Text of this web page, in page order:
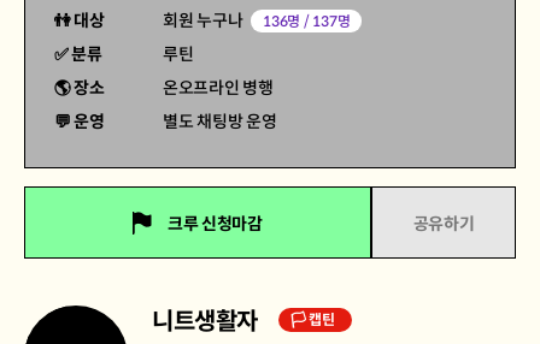
👫 대상
회원 누구나 136명 / 137명
✅ 분류
루틴
🌎 장소
온오프라인 병행
💬 운영
별도 채팅방 운영
크루 신청마감 공유하기
니트생활자 🏳 캡틴